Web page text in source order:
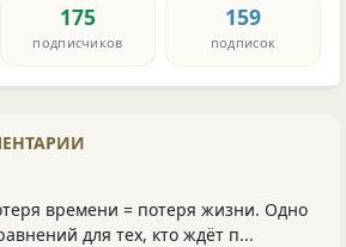
175
подписчиков
159
подписок
времени = потеря жизни. Одно
для тех, кто ждёт п...